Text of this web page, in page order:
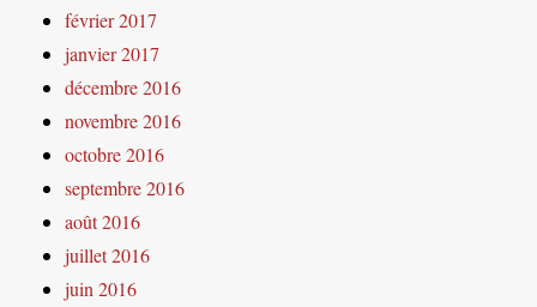
février 2017
janvier 2017
décembre 2016
novembre 2016
octobre 2016
septembre 2016
août 2016
juillet 2016
juin 2016